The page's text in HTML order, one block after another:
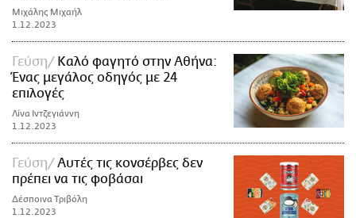
Μιχάλης Μιχαήλ
1.12.2023
Γεύση
Καλό φαγητό στην Αθήνα:
Ένας μεγάλος οδηγός με 24
επιλογές
Λίνα Ιντζεγιάννη
1.12.2023
Γεύση
Αυτές τις κονσέρβες δεν
πρέπει να τις φοβάσαι
Δέσποινα Τριβόλη
1.12.2023